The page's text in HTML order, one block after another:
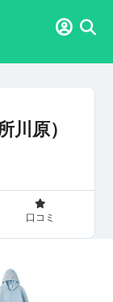
川原）
口コミ